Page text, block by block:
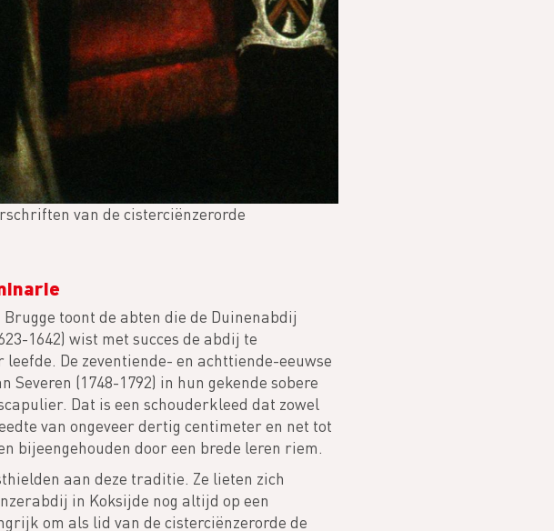
van de cisterciënzerorde
toont de abten die de Duinenabdij
1642) wist met succes de abdij te
De zeventiende- en achttiende-eeuwse
(1748-1792) in hun gekende sobere
Dat is een schouderkleed dat zowel
van ongeveer dertig centimeter en net tot
bijeengehouden door een brede leren riem.
aan deze traditie. Ze lieten zich
in Koksijde nog altijd op een
om als lid van de cisterciënzerorde de